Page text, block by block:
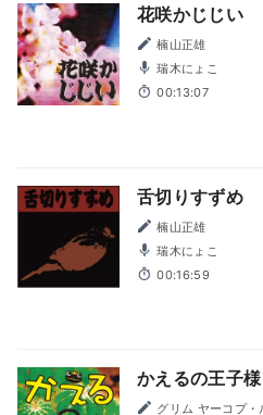
花咲かじじい
楠山正雄
瑞木にょこ
00:13:07
舌切りすずめ
楠山正雄
瑞木にょこ
00:16:59
かえるの王子様